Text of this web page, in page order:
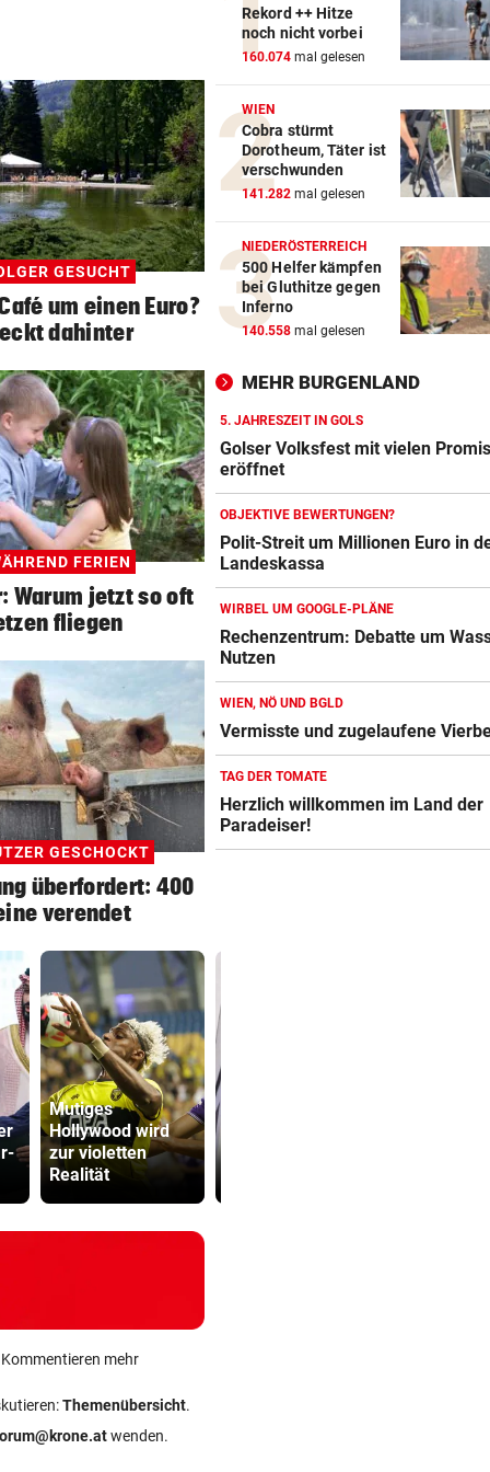
GESUCHT
um einen Euro?
dahinter
FERIEN
Warum jetzt so oft
fliegen
GESCHOCKT
überfordert: 400
verendet
Mutiges
Hollywood wird
zur violetten
Realität
mehr
Themenübersicht.
wenden.
Rekord ++ Hitze
noch nicht vorbei
160.074 mal gelesen
WIEN
Cobra stürmt
Dorotheum, Täter ist
verschwunden
141.282 mal gelesen
NIEDERÖSTERREICH
500 Helfer kämpfen
bei Gluthitze gegen
Inferno
140.558 mal gelesen
MEHR BURGENLAND
5. JAHRESZEIT IN GOLS
Golser Volksfest mit vielen
eröffnet
OBJEKTIVE BEWERTUNGEN?
Polit-Streit um Millionen Euro in
Landeskassa
WIRBEL UM GOOGLE-PLÄNE
Rechenzentrum: Debatte um
Nutzen
WIEN, NÖ UND BGLD
Vermisste und zugelaufene
TAG DER TOMATE
Herzlich willkommen im Land der
Paradeiser!